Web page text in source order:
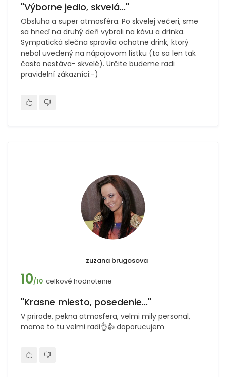
"Výborne jedlo, skvelá..."
Obsluha a super atmosféra. Po skvelej večeri, sme
sa hneď na druhý deň vybrali na kávu a drinka.
Sympatická slečna spravila ochotne drink, ktorý
nebol uvedený na nápojovom lístku (to sa len tak
často nestáva- skvelé). Určite budeme radi
pravidelní zákazníci:-)
zuzana brugosova
10/10 celkové hodnotenie
"Krasne miesto, posedenie..."
V prirode, pekna atmosfera, velmi mily personal,
mame to tu velmi radi👌👍 doporucujem